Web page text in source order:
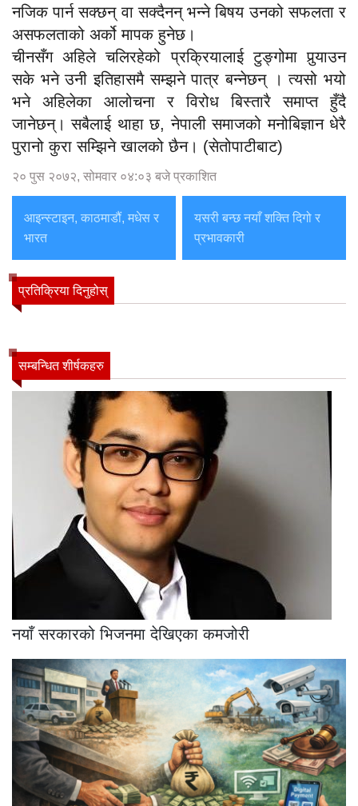
नजिक पार्न सक्छन् वा सक्दैनन् भन्ने बिषय उनको सफलता र
असफलताको अर्को मापक हुनेछ।
चीनसँग अहिले चलिरहेको प्रक्रियालाई टुङ्गोमा पुर्‍याउन
सके भने उनी इतिहासमै सम्झने पात्र बन्नेछन् । त्यसो भयो
भने अहिलेका आलोचना र विरोध बिस्तारै समाप्त हुँदै
जानेछन्। सबैलाई थाहा छ, नेपाली समाजको मनोबिज्ञान धेरै
पुरानो कुरा सम्झिने खालको छैन। (सेतोपाटीबाट)
२० पुस २०७२, सोमवार ०४:०३ बजे प्रकाशित
आइन्स्टाइन, काठमाडौं, मधेस र
भारत
यसरी बन्छ नयाँ शक्ति दिगो र
प्रभावकारी
प्रतिक्रिया दिनुहोस्
सम्बन्धित शीर्षकहरु
नयाँ सरकारको भिजनमा देखिएका कमजोरी